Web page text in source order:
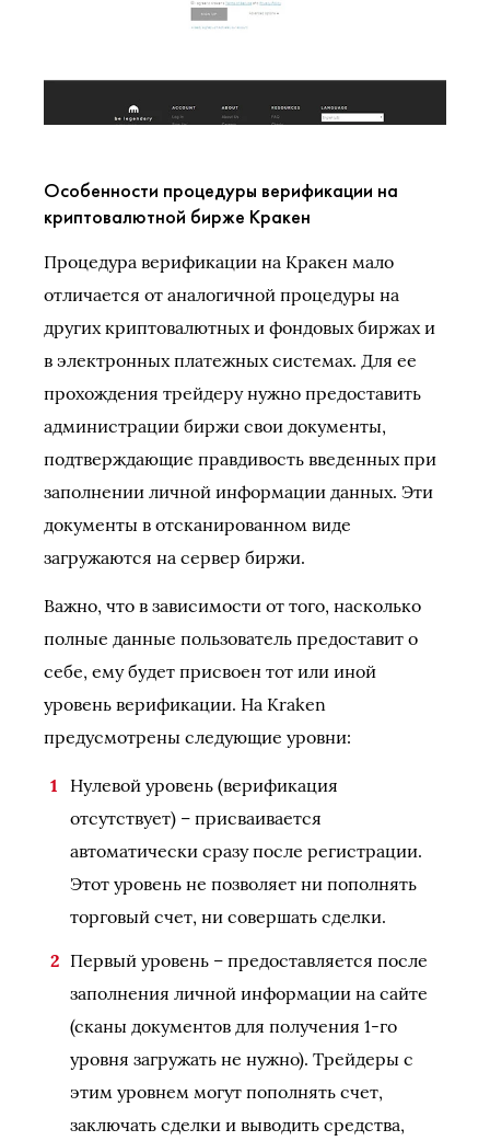
Особенности процедуры верификации на
криптовалютной бирже Кракен
Процедура верификации на Кракен мало
отличается от аналогичной процедуры на
других криптовалютных и фондовых биржах и
в электронных платежных системах. Для ее
прохождения трейдеру нужно предоставить
администрации биржи свои документы,
подтверждающие правдивость введенных при
заполнении личной информации данных. Эти
документы в отсканированном виде
загружаются на сервер биржи.
Важно, что в зависимости от того, насколько
полные данные пользователь предоставит о
себе, ему будет присвоен тот или иной
уровень верификации. На Kraken
предусмотрены следующие уровни:
Нулевой уровень (верификация
отсутствует) – присваивается
автоматически сразу после регистрации.
Этот уровень не позволяет ни пополнять
торговый счет, ни совершать сделки.
Первый уровень – предоставляется после
заполнения личной информации на сайте
(сканы документов для получения 1-го
уровня загружать не нужно). Трейдеры с
этим уровнем могут пополнять счет,
заключать сделки и выводить средства,